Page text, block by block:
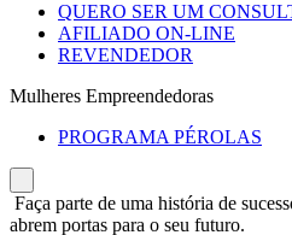
QUERO SER UM
AFILIADO ON-LINE
REVENDEDOR
Mulheres Empreendedoras
PROGRAMA PÉROLAS
Faça parte de uma história de
abrem portas para o seu futuro.